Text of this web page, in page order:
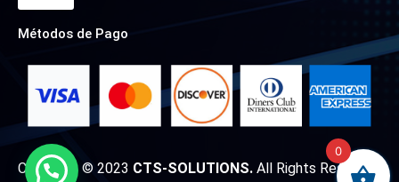
Métodos de Pago
Copyright © 2023 CTS-SOLUTIONS.All Rights Reserved.
0